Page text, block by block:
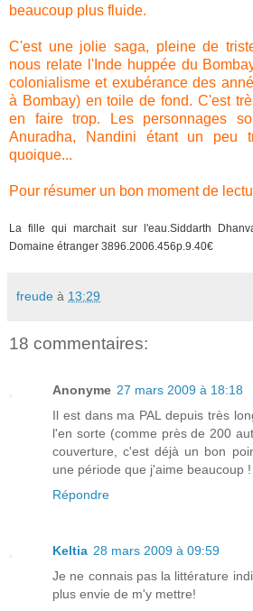
beaucoup plus fluide.
C'est une jolie saga, pleine de
nous relate l'Inde huppée du
colonialisme et exubérance des
à Bombay) en toile de fond. C'est
en faire trop. Les personnages
Anuradha, Nandini étant un peu
quoique...
Pour résumer un bon moment de
La fille qui marchait sur l'eau.Siddarth
Domaine étranger 3896.2006.456p.9.40€
freude à 13:29
18 commentaires:
Anonyme 27 mars 2009 à 18:18
Il est dans ma PAL depuis très
l'en sorte (comme près de 200
couverture, c'est déjà un bon
une période que j'aime beaucoup !
Répondre
Keltia 28 mars 2009 à 09:59
Je ne connais pas la littérature
plus envie de m'y mettre!